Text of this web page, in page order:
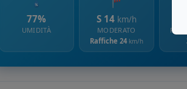
77%
UMIDITÀ
S 14 km/h
MODERATO
Raffiche 24 km/h